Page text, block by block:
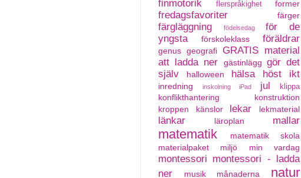
finmotorik flerspråkighet former
fredagsfavoriter färger
färgläggning födelsedag
för de
yngsta
förskoleklass föräldrar
genus geografi GRATIS material
att ladda ner
gästinlägg gör det
själv
halloween hälsa höst ikt
inredning inskolning iPad jul klippa
konflikthantering
konstruktion
kroppen
känslor lekar lekmaterial
länkar läroplan mallar
matematik
matematik skola
materialpaket
miljö min vardag
montessori montessori - ladda
ner
musik månaderna natur